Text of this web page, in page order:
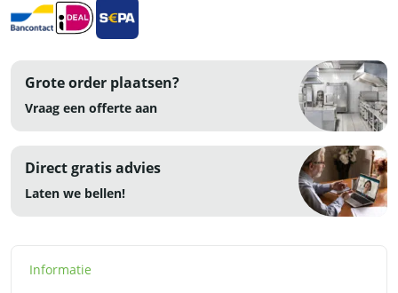
85
cm
aantal
Grote order plaatsen?
Vraag een offerte aan
Direct gratis advies
Laten we bellen!
Informatie